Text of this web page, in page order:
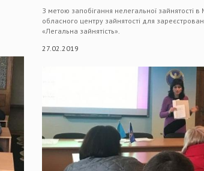
З метою запобігання нелегальної зайнятості в
обласного центру зайнятості для
«Легальна зайнятість».
27.02.2019